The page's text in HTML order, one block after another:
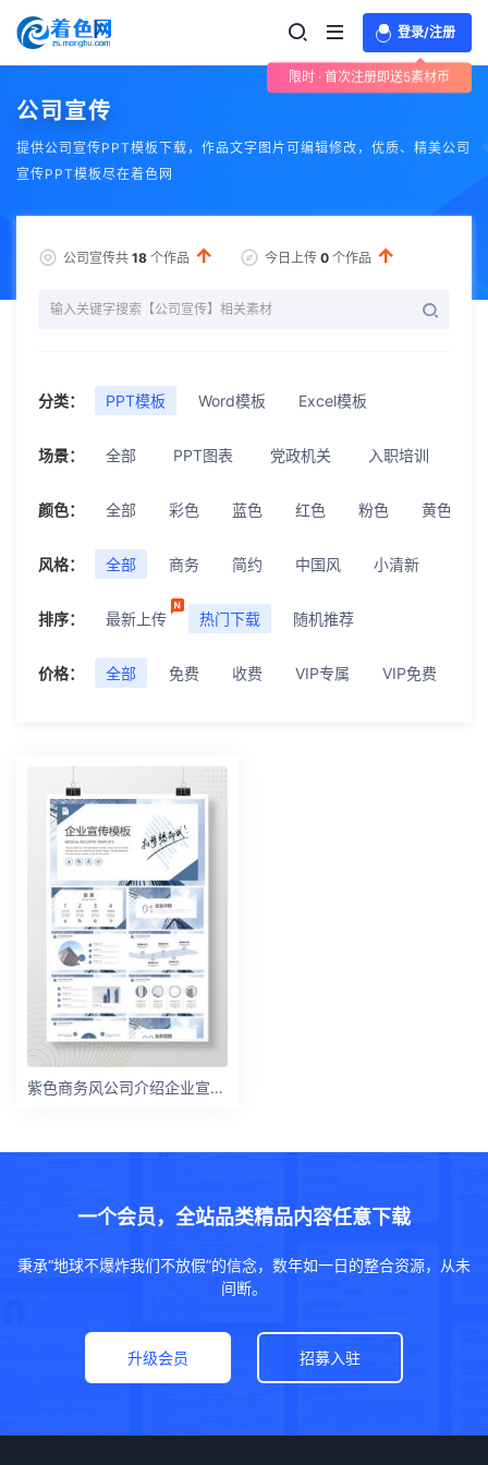
登录/注册
限时 · 首次注册即送5素材币
公司宣传
提供公司宣传PPT模板下载，作品文字图片可编辑修改，优质、精美公司
宣传PPT模板尽在着色网
公司宣传共 18 个作品 今日上传 0 个作品
分类： PPT模板 Word模板 Excel模板
场景： 全部 PPT图表 党政机关 入职培训
颜色： 全部 彩色 蓝色 红色 粉色 黄色
风格： 全部 商务 简约 中国风 小清新
排序： 最新上传 热门下载 随机推荐
价格： 全部 免费 收费 VIP专属 VIP免费
紫色商务风公司介绍企业宣传PPT模板
一个会员，全站品类精品内容任意下载
秉承“地球不爆炸我们不放假”的信念，数年如一日的整合资源，从未
间断。
升级会员 招募入驻